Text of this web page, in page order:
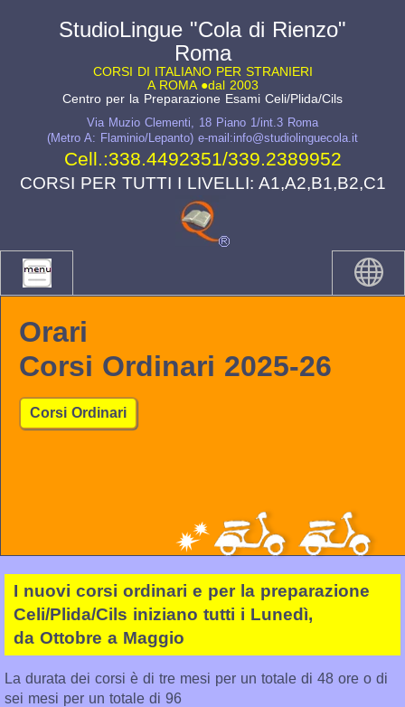
StudioLingue "Cola di Rienzo"
Roma
CORSI DI ITALIANO PER STRANIERI
A ROMA ●dal 2003
Centro per la Preparazione Esami Celi/Plida/Cils
Via Muzio Clementi, 18 Piano 1/int.3 Roma
(Metro A: Flaminio/Lepanto) e-mail:info@studiolinguecola.it
Cell.:338.4492351/339.2389952
CORSI PER TUTTI I LIVELLI: A1,A2,B1,B2,C1
Orari
Corsi Ordinari 2025-26
Corsi Ordinari
I nuovi corsi ordinari e per la preparazione
Celi/Plida/Cils iniziano tutti i Lunedì,
da Ottobre a Maggio
La durata dei corsi è di tre mesi per un totale di 48 ore o di
sei mesi per un totale di 96